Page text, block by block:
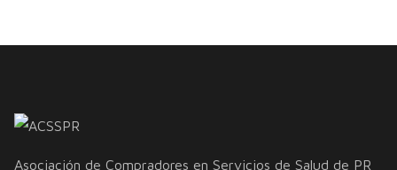
Asociación de Compradores en Servicios de Salud de PR